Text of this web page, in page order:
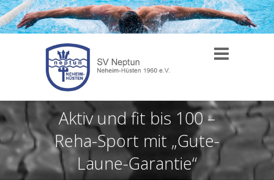
Aktiv und fit bis 100 –
Reha-Sport mit „Gute-
Laune-Garantie“